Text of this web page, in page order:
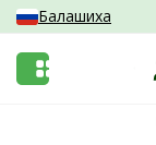
Балашиха